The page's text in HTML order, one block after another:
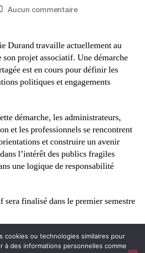
de
Aucun commentairesur
Durand
travaille
actuellement
au
renouvellement
projet
associatif
Durand travaille actuellement au
projet associatif. Une démarche
est en cours pour définir les
politiques et engagements
démarche, les administrateurs,
et les professionnels se rencontrent
et construire un avenir
l’intérêt des publics fragiles
une logique de responsabilité
sera finalisé dans le premier semestre
cookies ou technologies similaires pour
à des informations personnelles comme